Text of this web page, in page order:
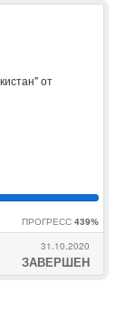
от
ПРОГРЕСС 439%
31.10.2020
ЗАВЕРШЕН